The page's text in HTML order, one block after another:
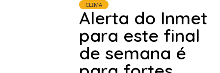
CLIMA
Alerta do Inmet
para este final
de semana é